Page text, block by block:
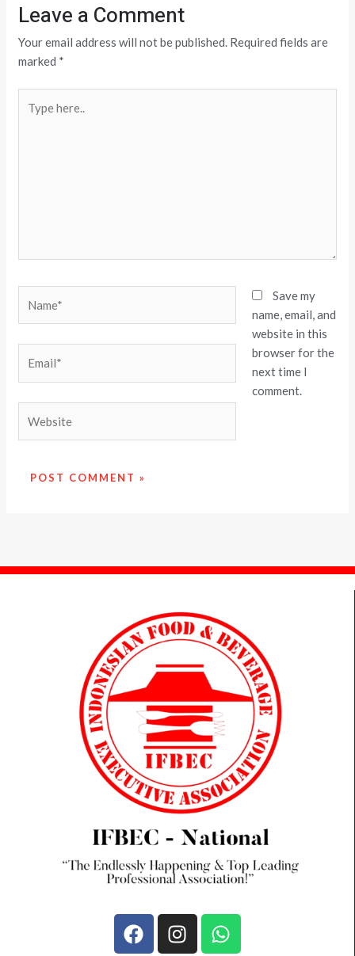
Leave a Comment
Your email address will not be published. Required fields are
marked *
here..
Save my
name, email, and
website in this
browser for the
next time I
comment.
F
a
I
n
W
h